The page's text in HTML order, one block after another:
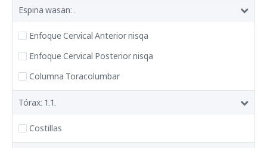
Espina wasan: .
Enfoque Cervical Anterior nisqa
Enfoque Cervical Posterior nisqa
Columna Toracolumbar
Tórax: 1.1.
Costillas